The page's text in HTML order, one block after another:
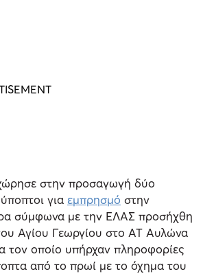
στην προσαγωγή δύο
για εμπρησμό στην
σύμφωνα με την ΕΛΑΣ προσήχθη
Αγίου Γεωργίου στο ΑΤ Αυλώνα
τον οποίο υπήρχαν πληροφορίες
από το πρωί με το όχημα του